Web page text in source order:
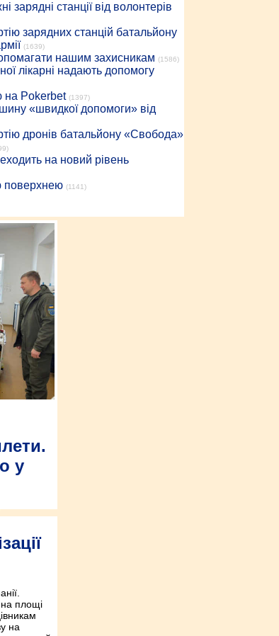
станції від волонтерів
зарядних станцій батальйону
(1639)
нашим захисникам (1586)
лікарні надають допомогу
на Pokerbet (1397)
«швидкої допомоги» від
дронів батальйону «Свобода»
на новий рівень
поверхнею (1141)
у
Березне
не
площі
на